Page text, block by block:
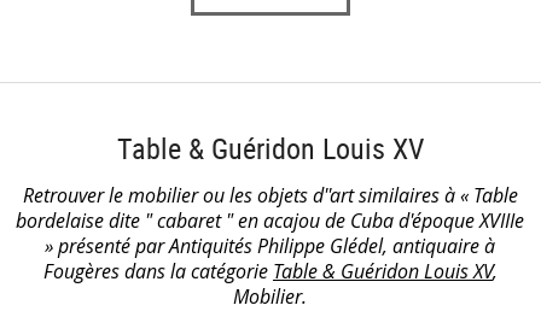
Table & Guéridon Louis XV
Retrouver le mobilier ou les objets d''art similaires à « Table
bordelaise dite " cabaret " en acajou de Cuba d'époque XVIIIe
» présenté par Antiquités Philippe Glédel, antiquaire à
Fougères dans la catégorie Table & Guéridon Louis XV,
Mobilier.